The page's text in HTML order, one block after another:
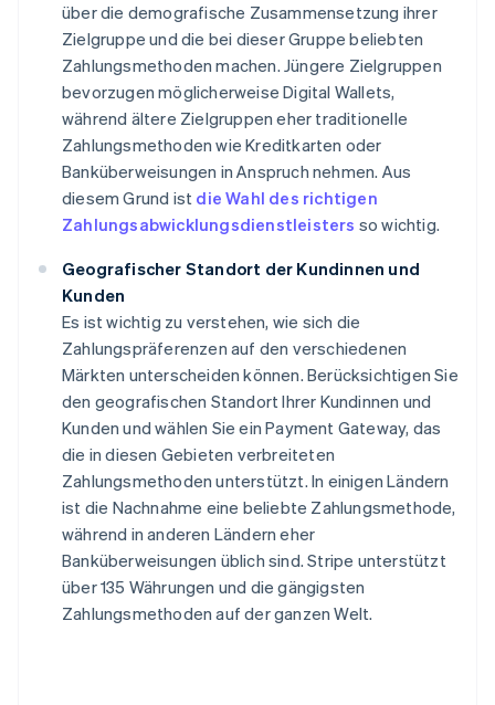
über die demografische Zusammensetzung ihrer
Zielgruppe und die bei dieser Gruppe beliebten
Zahlungsmethoden machen. Jüngere Zielgruppen
bevorzugen möglicherweise Digital Wallets,
während ältere Zielgruppen eher traditionelle
Zahlungsmethoden wie Kreditkarten oder
Banküberweisungen in Anspruch nehmen. Aus
diesem Grund ist die Wahl des richtigen
Zahlungsabwicklungsdienstleisters so wichtig.
Geografischer Standort der Kundinnen und
Kunden
Es ist wichtig zu verstehen, wie sich die
Zahlungspräferenzen auf den verschiedenen
Märkten unterscheiden können. Berücksichtigen Sie
den geografischen Standort Ihrer Kundinnen und
Kunden und wählen Sie ein Payment Gateway, das
die in diesen Gebieten verbreiteten
Zahlungsmethoden unterstützt. In einigen Ländern
ist die Nachnahme eine beliebte Zahlungsmethode,
während in anderen Ländern eher
Banküberweisungen üblich sind. Stripe unterstützt
über 135 Währungen und die gängigsten
Zahlungsmethoden auf der ganzen Welt.